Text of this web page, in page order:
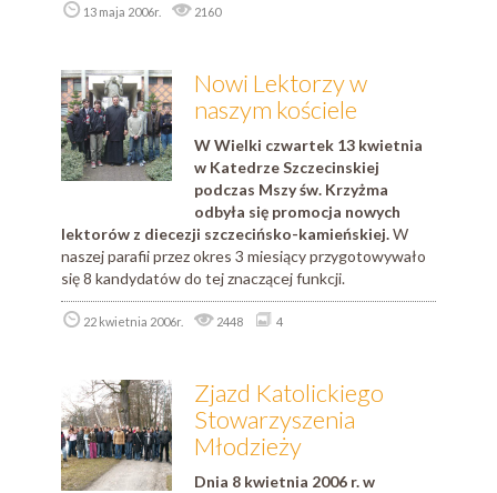
13 maja 2006r. 2160
Nowi Lektorzy w
naszym kościele
W Wielki czwartek 13 kwietnia
w Katedrze Szczecinskiej
podczas Mszy św. Krzyżma
odbyła się promocja nowych
lektorów z diecezji szczecińsko-kamieńskiej.W
naszej parafii przez okres 3 miesiący przygotowywało
się 8 kandydatów do tej znaczącej funkcji.
22 kwietnia 2006r. 2448 4
Zjazd Katolickiego
Stowarzyszenia
Młodzieży
Dnia 8 kwietnia 2006 r. w